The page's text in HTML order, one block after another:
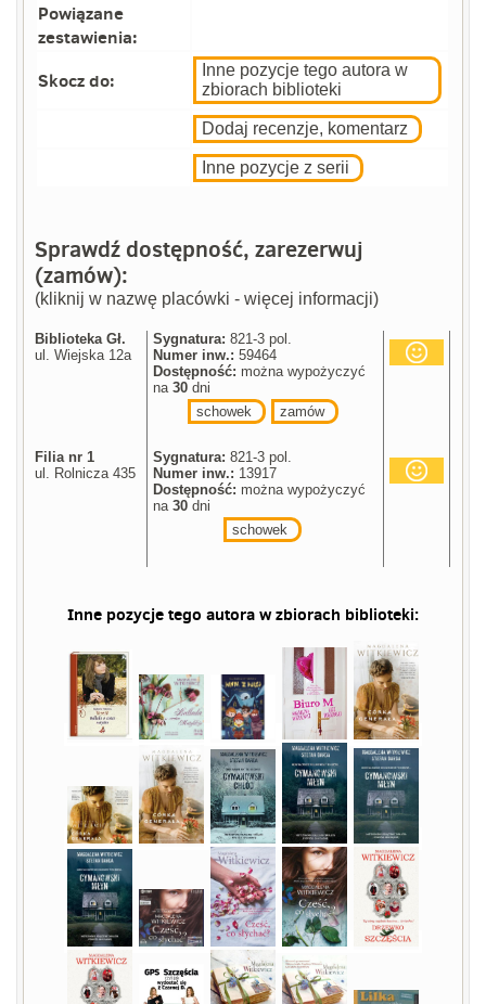
Powiązane
zestawienia:
Skocz do:
Inne pozycje tego autora w
zbiorach biblioteki
Dodaj recenzje, komentarz
Inne pozycje z serii
Sprawdź dostępność, zarezerwuj
(zamów):
(kliknij w nazwę placówki - więcej informacji)
Biblioteka Gł.
ul. Wiejska 12a
Sygnatura: 821-3 pol.
Numer inw.: 59464
Dostępność: można wypożyczyć
na30 dni
schowek
zamów
Filia nr 1
ul. Rolnicza 435
Sygnatura: 821-3 pol.
Numer inw.: 13917
Dostępność: można wypożyczyć
na30 dni
schowek
Inne pozycje tego autora w zbiorach biblioteki: